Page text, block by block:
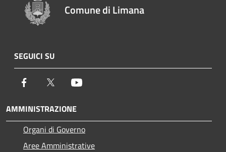
Comune di Limana
SEGUICI SU
Facebook Twitter
AMMINISTRAZIONE
Organi di Governo
Aree Amministrative